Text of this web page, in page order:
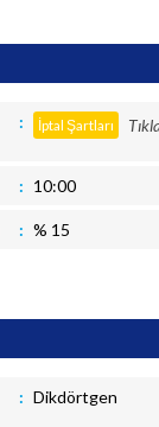
İptal Şartları
10:00
% 15
Dikdörtgen